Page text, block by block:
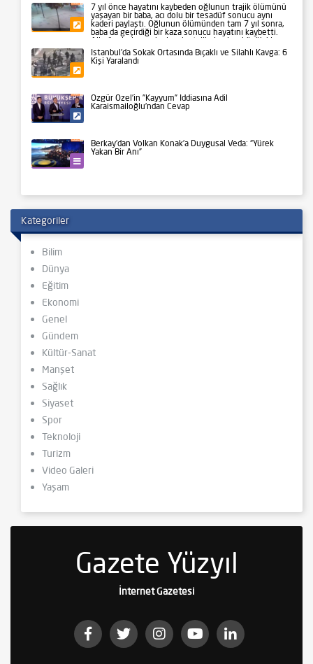
Gündem
7 yıl önce hayatını kaybeden oğlunun trajik ölümünü
yaşayan bir baba, acı dolu bir tesadüf sonucu aynı
kaderi paylaştı. Oğlunun ölümünden tam 7 yıl sonra,
baba da geçirdiği bir kaza sonucu hayatını kaybetti.
Aile üyeleri ve yakınları, bu talihsiz olayı büyük bir
üzüntüyle karşıladı.
İstanbul’da Sokak Ortasında Bıçaklı ve Silahlı Kavga: 6
Kişi Yaralandı
Özgür Özel’in ”Kayyum” İddiasına Adil
Karaismailoğlu’ndan Cevap
Berkay’dan Volkan Konak’a Duygusal Veda: “Yürek
Yakan Bir Anı”
Kategoriler
Bilim
Dünya
Eğitim
Ekonomi
Genel
Gündem
Kültür-Sanat
Manşet
Sağlık
Siyaset
Spor
Teknoloji
Turizm
Video Galeri
Yaşam
Gazete Yüzyıl
İnternet Gazetesi